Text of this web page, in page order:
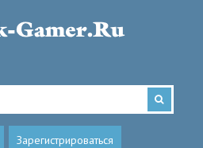
Зарегистрироваться